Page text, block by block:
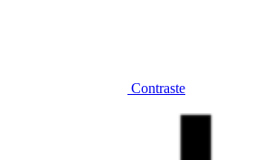
Contraste